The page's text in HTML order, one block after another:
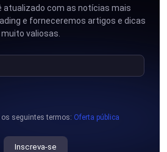
atualizado com as notícias mais
e forneceremos artigos e dicas
muito valiosas.
Inscreva-se
os seguintes termos: Oferta pública